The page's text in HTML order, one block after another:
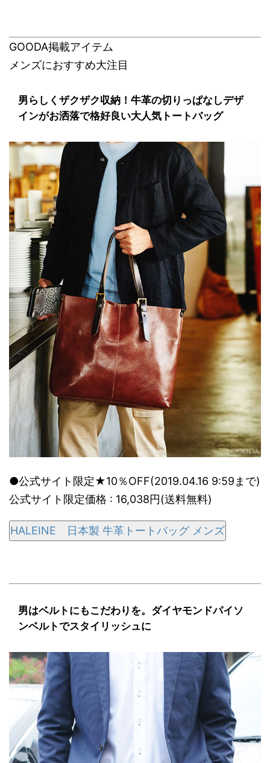
GOODA掲載アイテム
メンズにおすすめ大注目
男らしくザクザク収納！牛革の切りっぱなしデザ
インがお洒落で格好良い大人気トートバッグ
●公式サイト限定★10％OFF(2019.04.16 9:59まで)
公式サイト限定価格 : 16,038円(送料無料)
HALEINE 日本製 牛革トートバッグ メンズ
男はベルトにもこだわりを。ダイヤモンドパイソ
ンベルトでスタイリッシュに